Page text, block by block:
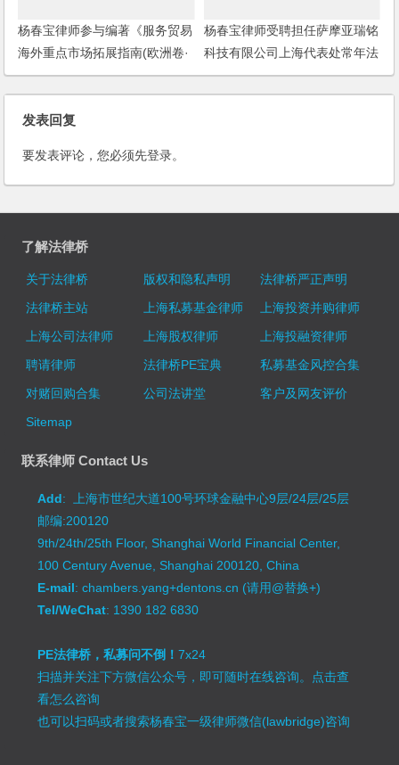
杨春宝律师参与编著《服务贸易
海外重点市场拓展指南(欧洲卷·
意大利)》
杨春宝律师受聘担任萨摩亚瑞铭
科技有限公司上海代表处常年法
律顾问
发表回复
要发表评论，您必须先登录。
了解法律桥
关于法律桥 版权和隐私声明
法律桥严正声明
法律桥主站
上海私募基金律师
上海投资并购律师
上海公司法律师
上海股权律师
上海投融资律师
聘请律师
法律桥PE宝典
私募基金风控合集
对赌回购合集
公司法讲堂
客户及网友评价
Sitemap
联系律师 Contact Us
Add: 上海市世纪大道100号环球金融中心9层/24层/25层
邮编:200120
9th/24th/25th Floor, Shanghai World Financial Center,
100 Century Avenue, Shanghai 200120, China
E-mail: chambers.yang+dentons.cn (请用@替换+)
Tel/WeChat: 1390 182 6830
PE法律桥，私募问不倒！7x24
扫描并关注下方微信公众号，即可随时在线咨询。 点击查
看怎么咨询
也可以扫码或者搜索杨春宝一级律师微信(lawbridge)咨询